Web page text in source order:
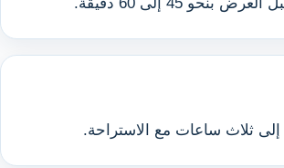
إلى ثلاث ساعات مع الاستراحة.